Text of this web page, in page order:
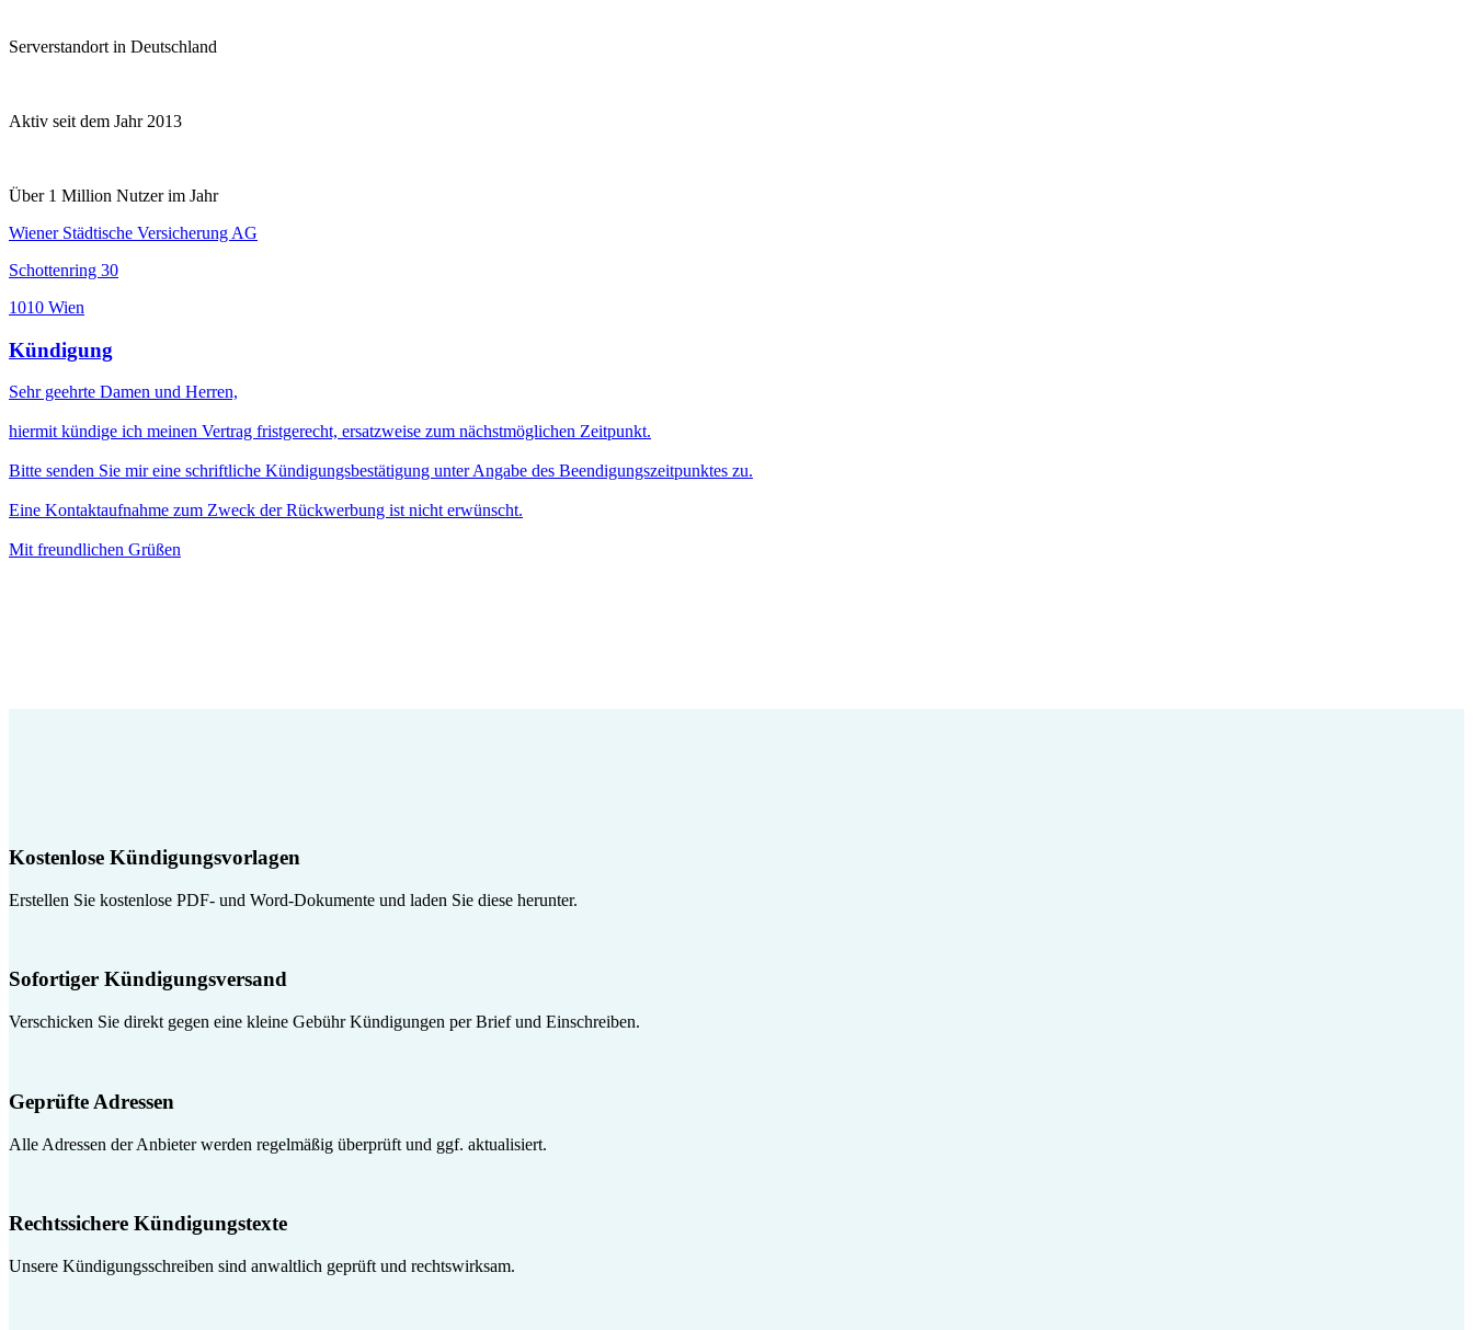
Serverstandort in Deutschland
Aktiv seit dem Jahr 2013
Über 1 Million Nutzer im Jahr
Wiener Städtische Versicherung AG
Schottenring 30
1010 Wien
Kündigung
Sehr geehrte Damen und Herren,
hiermit kündige ich meinen Vertrag fristgerecht, ersatzweise zum nächstmöglichen Zeitpunkt.
Bitte senden Sie mir eine schriftliche Kündigungsbestätigung unter Angabe des Beendigungszeitpunktes zu.
Eine Kontaktaufnahme zum Zweck der Rückwerbung ist nicht erwünscht.
Mit freundlichen Grüßen
Kostenlose Kündigungsvorlagen
Erstellen Sie kostenlose PDF- und Word-Dokumente und laden Sie diese herunter.
Sofortiger Kündigungsversand
Verschicken Sie direkt gegen eine kleine Gebühr Kündigungen per Brief und Einschreiben.
Geprüfte Adressen
Alle Adressen der Anbieter werden regelmäßig überprüft und ggf. aktualisiert.
Rechtssichere Kündigungstexte
Unsere Kündigungsschreiben sind anwaltlich geprüft und rechtswirksam.